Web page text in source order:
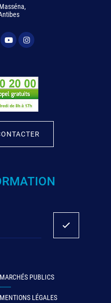
MARCHÉS PUBLICS
MENTIONS LÉGALES